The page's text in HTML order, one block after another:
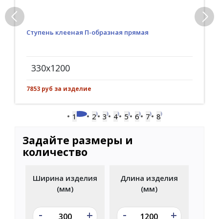
Ступень клееная П-образная прямая
330x1200
7853 руб за изделие
1 2 3 4 5 6 7 8
Задайте размеры и
количество
Ширина изделия
(мм)
- +
Длина изделия
(мм)
- +